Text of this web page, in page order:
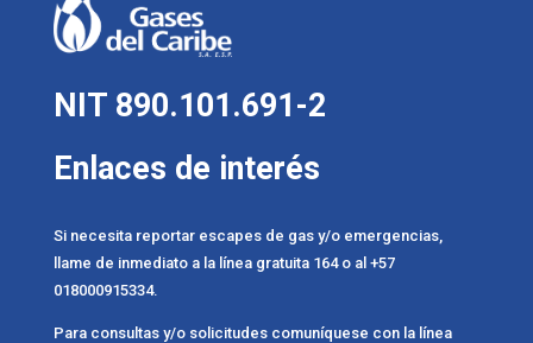
NIT 890.101.691-2
Enlaces de interés
Si necesita reportar escapes de gas y/o emergencias,
llame de inmediato a la línea gratuita 164 o al +57
018000915334.
Para consultas y/o solicitudes comuníquese con la línea